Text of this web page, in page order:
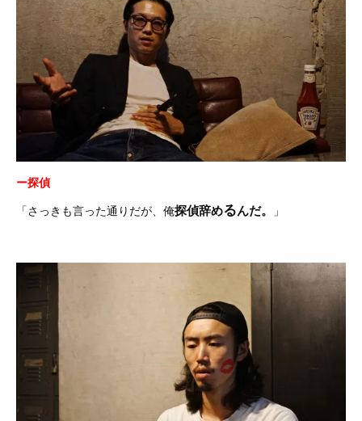
ー探偵
「さっきも言った通りだが、俺探偵辞めるんだ。 」